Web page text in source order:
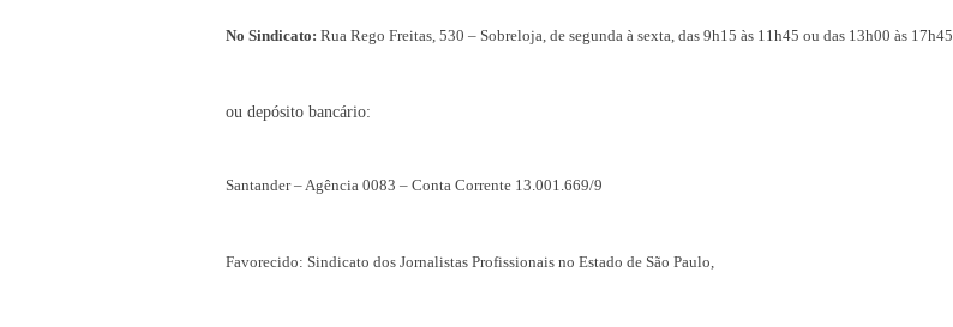
No Sindicato: Rua Rego Freitas, 530 – Sobreloja, de segunda à sexta, das 9h15 às 11h45 ou das 13h00 às 17h45
ou depósito bancário:
Santander – Agência 0083 – Conta Corrente 13.001.669/9
Favorecido: Sindicato dos Jornalistas Profissionais no Estado de São Paulo,